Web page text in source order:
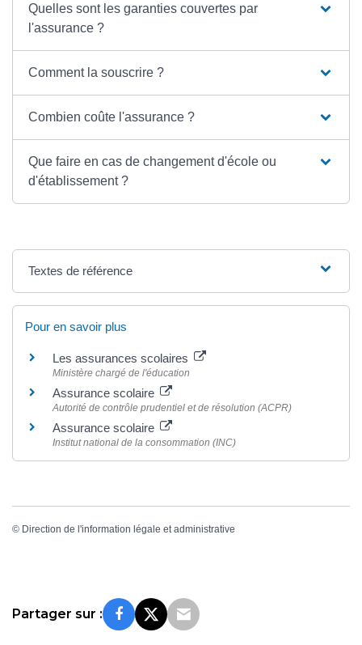
Quelles sont les garanties couvertes par
l'assurance ?
Comment la souscrire ?
Combien coûte l'assurance ?
Que faire en cas de changement d'école ou
d'établissement ?
Textes de référence
Pour en savoir plus
Les assurances scolaires
Ministère chargé de l'éducation
Assurance scolaire
Autorité de contrôle prudentiel et de résolution (ACPR)
Assurance scolaire
Institut national de la consommation (INC)
© Direction de l'information légale et administrative
Partager sur :